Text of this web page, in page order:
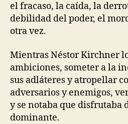
el fracaso, la caída, la
debilidad del poder, el
otra vez.
Mientras Néstor Kirchner
ambiciones, someter a la
sus adláteres y atropellar
adversarios y enemigos,
y se notaba que disfrutaba
dominante.